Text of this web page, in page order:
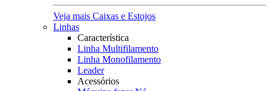
Veja mais Caixas e Estojos
Linhas
Característica
Linha Multifilamento
Linha Monofilamento
Leader
Acessórios